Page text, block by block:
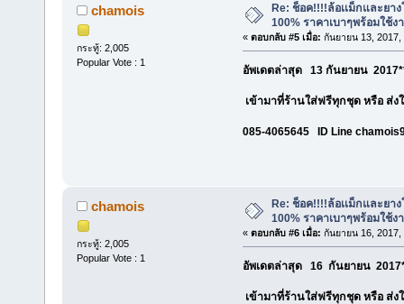
chamois
กระทู้: 2,005
Popular Vote : 1
Re: ช็อค!!!!ล้อเเม็กและยา
100% ราคาเบาๆพร้อมใช้ง
« ตอบกลับ #5 เมื่อ: กันยายน 13, 2017,
อัพเดตล่าสุด 13 กันยายน
เข้ามาที่ร้านใส่ฟรีทุกชุด หรือ ส่
085-4065645 ID Line
chamois
กระทู้: 2,005
Popular Vote : 1
Re: ช็อค!!!!ล้อเเม็กและยา
100% ราคาเบาๆพร้อมใช้ง
« ตอบกลับ #6 เมื่อ: กันยายน 16, 2017,
อัพเดตล่าสุด 16 กันยายน
เข้ามาที่ร้านใส่ฟรีทุกชุด หรือ ส่